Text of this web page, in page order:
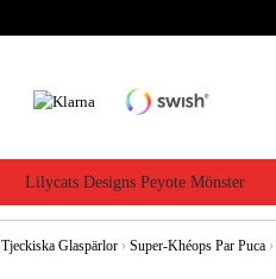
Lilycats Designs Peyote Mönster
Tjeckiska Glaspärlor › Super-Khéops Par Puca ›